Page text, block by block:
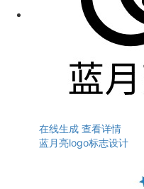
在线生成 查看详情
蓝月亮logo标志设计